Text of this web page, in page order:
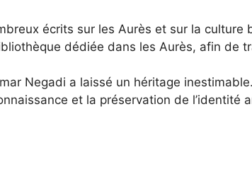
écrits sur les Aurès et sur la
dédiée dans les Aurès, afin de
Negadi a laissé un héritage
et la préservation de l’identité